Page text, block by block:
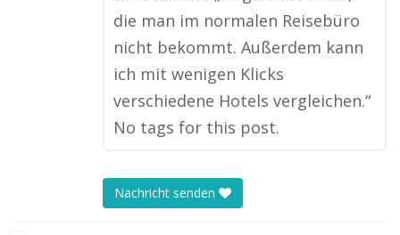
die man im normalen Reisebüro
nicht bekommt. Außerdem kann
ich mit wenigen Klicks
verschiedene Hotels vergleichen.“
No tags for this post.
Nachricht senden